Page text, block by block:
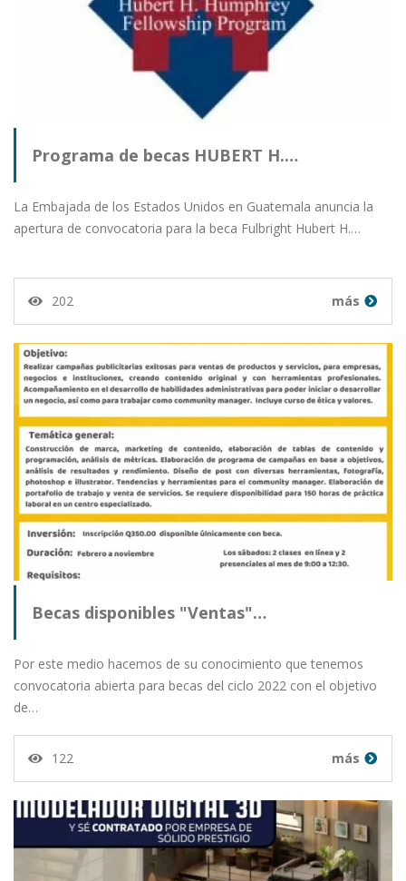
Programa de becas HUBERT H.…
La Embajada de los Estados Unidos en Guatemala anuncia la
apertura de convocatoria para la beca Fulbright Hubert H.…
202 más
Becas disponibles "Ventas"…
Por este medio hacemos de su conocimiento que tenemos
convocatoria abierta para becas del ciclo 2022 con el objetivo
de…
122 más